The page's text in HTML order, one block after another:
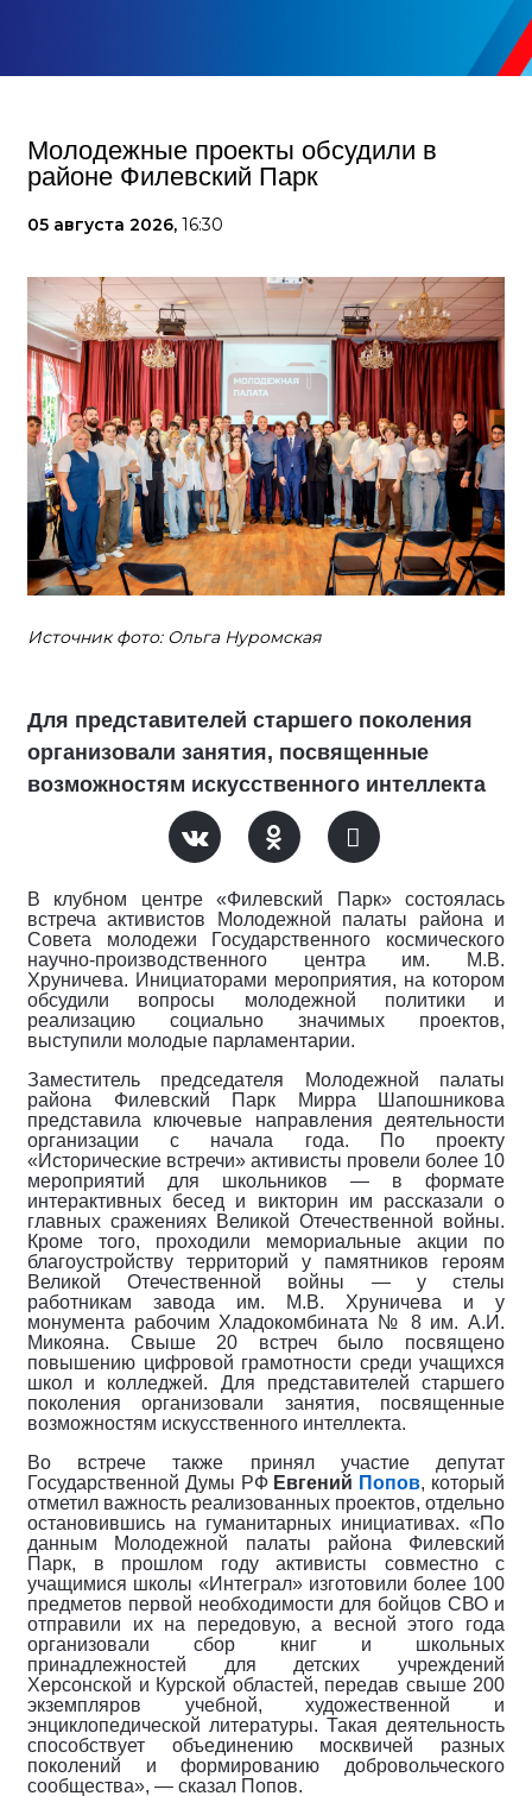
Молодежные проекты обсудили в
районе Филевский Парк
05 августа 2026, 16:30
Источник фото: Ольга Нуромская
Для представителей старшего поколения
организовали занятия, посвященные
возможностям искусственного интеллекта
В клубном центре «Филевский Парк» состоялась
встреча активистов Молодежной палаты района и
Совета молодежи Государственного космического
научно-производственного центра им. М.В.
Хруничева. Инициаторами мероприятия, на котором
обсудили вопросы молодежной политики и
реализацию социально значимых проектов,
выступили молодые парламентарии.
Заместитель председателя Молодежной палаты
района Филевский Парк Мирра Шапошникова
представила ключевые направления деятельности
организации с начала года. По проекту
«Исторические встречи» активисты провели более 10
мероприятий для школьников — в формате
интерактивных бесед и викторин им рассказали о
главных сражениях Великой Отечественной войны.
Кроме того, проходили мемориальные акции по
благоустройству территорий у памятников героям
Великой Отечественной войны — у стелы
работникам завода им. М.В. Хруничева и у
монумента рабочим Хладокомбината № 8 им. А.И.
Микояна. Свыше 20 встреч было посвящено
повышению цифровой грамотности среди учащихся
школ и колледжей. Для представителей старшего
поколения организовали занятия, посвященные
возможностям искусственного интеллекта.
Во встрече также принял участие депутат
Государственной Думы РФ Евгений Попов, который
отметил важность реализованных проектов, отдельно
остановившись на гуманитарных инициативах. «По
данным Молодежной палаты района Филевский
Парк, в прошлом году активисты совместно с
учащимися школы «Интеграл» изготовили более 100
предметов первой необходимости для бойцов СВО и
отправили их на передовую, а весной этого года
организовали сбор книг и школьных
принадлежностей для детских учреждений
Херсонской и Курской областей, передав свыше 200
экземпляров учебной, художественной и
энциклопедической литературы. Такая деятельность
способствует объединению москвичей разных
поколений и формированию добровольческого
сообщества», — сказал Попов.